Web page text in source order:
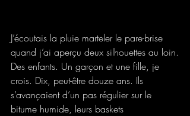
J’écoutais la pluie marteler le pare-brise
quand j’ai aperçu deux silhouettes au loin.
Des enfants. Un garçon et une fille, je
crois. Dix, peut-être douze ans. Ils
s’avançaient d’un pas régulier sur le
bitume humide, leurs baskets